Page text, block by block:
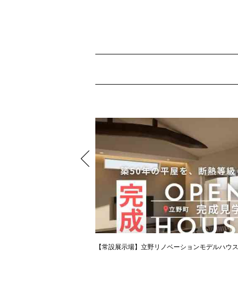
【常設展示場】立野リノベーションモデルハウス